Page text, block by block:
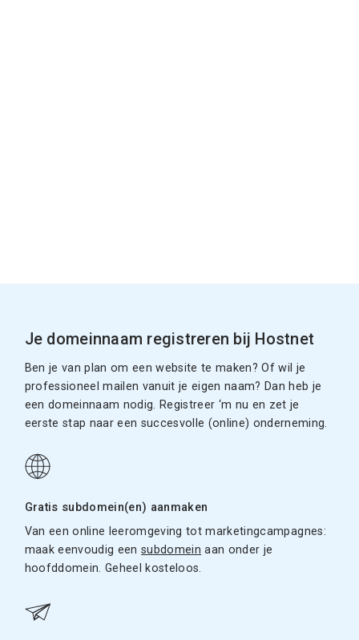
Je domeinnaam registreren bij Hostnet
Ben je van plan om een website te maken? Of wil je
professioneel mailen vanuit je eigen naam? Dan heb je
een domeinnaam nodig. Registreer ‘m nu en zet je
eerste stap naar een succesvolle (online) onderneming.
Gratis subdomein(en) aanmaken
Van een online leeromgeving tot marketingcampagnes:
maak eenvoudig eensubdomein aan onder je
hoofddomein. Geheel kosteloos.